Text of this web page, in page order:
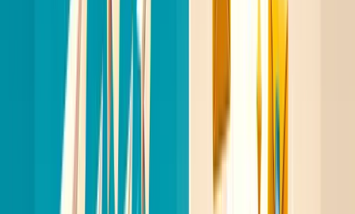
Stap 5: personalisatie op schaal
et grote dilemma van elke recruiter: je weet
dat personalisatie werkt, maar je hebt 30
kandidaten per dag te benaderen. Hoe combineer
je kwaliteit met volume?